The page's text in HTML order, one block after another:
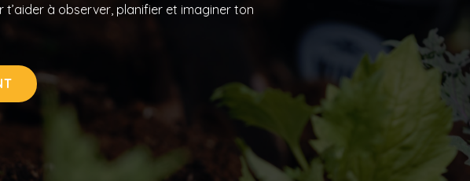
à observer, planifier et imaginer ton